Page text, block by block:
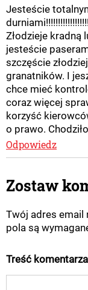
Jesteście
Złodzieje kradną
jesteście
szczęście
granatników. I
chce mieć
coraz więcej
korzyść
o prawo.
Odpowiedz
Zostaw
Twój adres email
pola są
Treść komentarza